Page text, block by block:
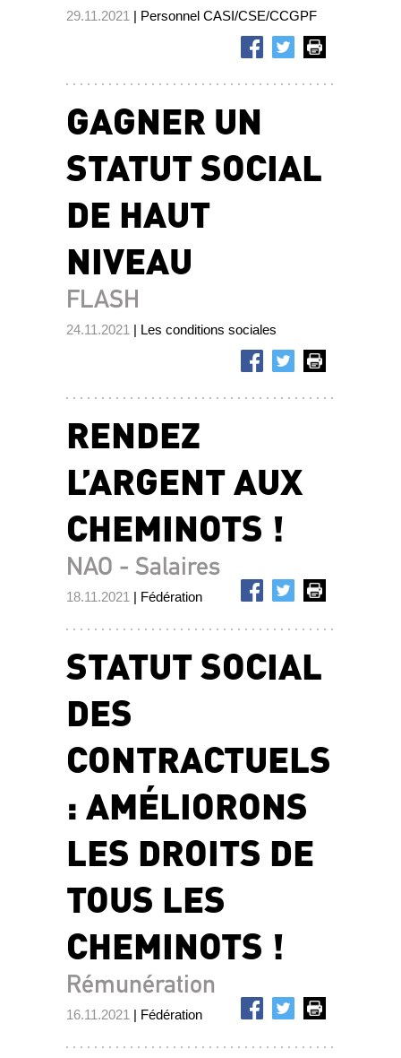
29.11.2021 | Personnel CASI/CSE/CCGPF
GAGNER UN
STATUT SOCIAL
DE HAUT
NIVEAU
FLASH
24.11.2021 | Les conditions sociales
RENDEZ
L’ARGENT AUX
CHEMINOTS !
NAO - Salaires
18.11.2021 | Fédération
STATUT SOCIAL
DES
CONTRACTUELS
: AMÉLIORONS
LES DROITS DE
TOUS LES
CHEMINOTS !
Rémunération
16.11.2021 | Fédération